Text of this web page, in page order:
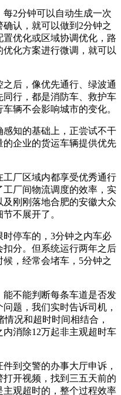
2分钟可以自动生成一次
认，就可以做到2分钟之
优化或区域协调优化，路
化方案进行微调，就可以
后，像优先通行、绿波通
行，都是消防车、救护车
辆不会影响城市的变化。
知的基础上，正尝试不干
企业的货运车辆提供优先
厂区域内都享受优秀通行
厂间物流调度的效率，实
刚刚落地合肥的安徽大众
不展开了。
停车的，3分钟之内车必
分。但系统运行两年之后
，经常会堵车，5分钟之
不能判断每条车道是否发
题，我们实时告诉司机，
况和超时时间相结合，
消除12万起非主观超时车
到交警的办事大厅申诉，
开视频，找到三五天前的
观超时的，整个过程效率